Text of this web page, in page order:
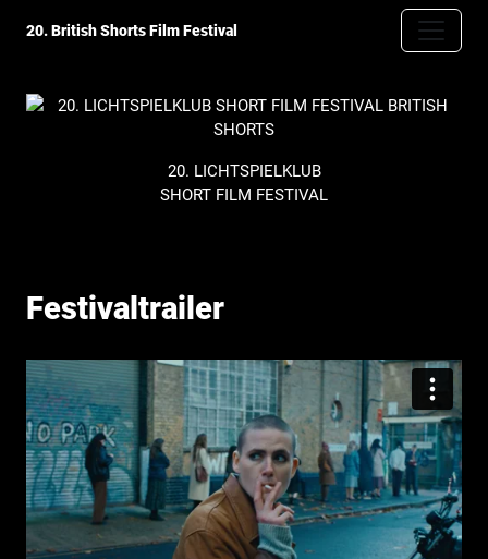
20. British Shorts Film Festival
20. LICHTSPIELKLUB
SHORT FILM FESTIVAL
Festivaltrailer